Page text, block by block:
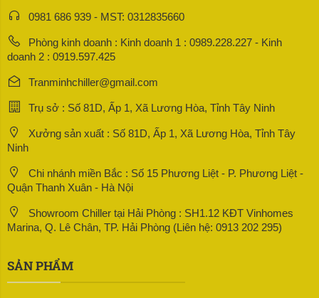
0981 686 939 - MST: 0312835660
Phòng kinh doanh : Kinh doanh 1 : 0989.228.227 - Kinh
doanh 2 : 0919.597.425
Tranminhchiller@gmail.com
Trụ sở : Số 81D, Ấp 1, Xã Lương Hòa, Tỉnh Tây Ninh
Xưởng sản xuất : Số 81D, Ấp 1, Xã Lương Hòa, Tỉnh Tây
Ninh
Chi nhánh miền Bắc : Số 15 Phương Liệt - P. Phương Liệt -
Quận Thanh Xuân - Hà Nội
Showroom Chiller tại Hải Phòng : SH1.12 KĐT Vinhomes
Marina, Q. Lê Chân, TP. Hải Phòng (Liên hệ: 0913 202 295)
SẢN PHẨM